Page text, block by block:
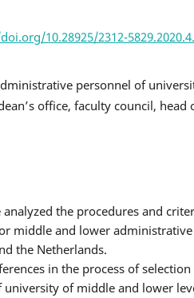
10.28925/2312-
personnel of
office, faculty council,
the procedures and
middle and lower
the Netherlands.
in the process of
university of middle and lower